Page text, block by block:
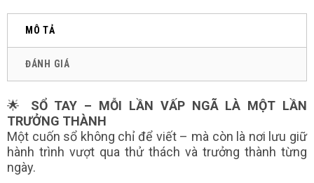
MÔ TẢ
ĐÁNH GIÁ
🌟 SỔ TAY – MỖI LẦN VẤP NGÃ LÀ MỘT LẦN
TRƯỞNG THÀNH
Một cuốn sổ không chỉ để viết – mà còn là nơi lưu giữ
hành trình vượt qua thử thách và trưởng thành từng
ngày.